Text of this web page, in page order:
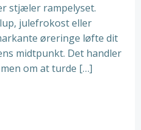
stjæler rampelyset.
julefrokost eller
øreringe løfte dit
midtpunkt. Det handler
om at turde […]